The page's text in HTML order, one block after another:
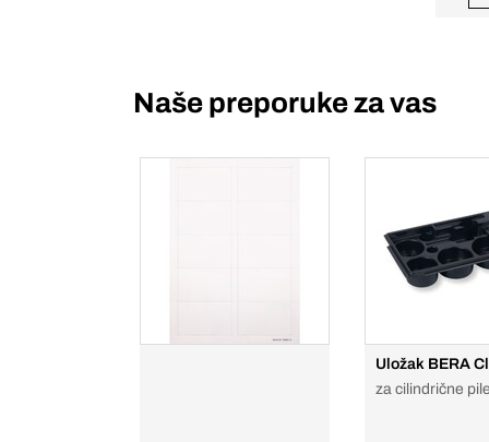
Naše preporuke za vas
Uložak BERA
za cilindrične